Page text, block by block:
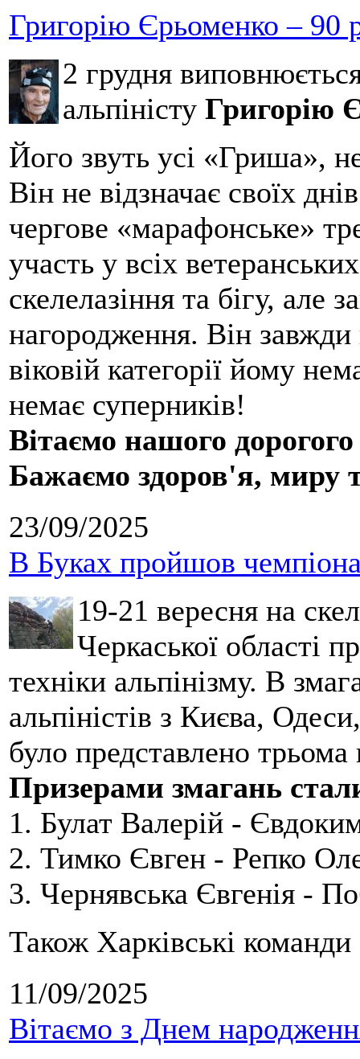
Григорію Єрьоменко – 90
2 грудня
альпіністу Григорію
Його звуть усі «Гриша»,
Він не відзначає своїх
чергове «марафонське»
участь у всіх
скелелазіння та бігу, але
нагородження. Він
віковій категорії йому
немає суперників!
Вітаємо нашого
Бажаємо здоров'я, миру
23/09/2025
В Буках пройшов
19-21 вересня на
Черкаської області
техніки альпінізму. В
альпіністів з Києва,
було представлено
Призерами змагань
1. Булат Валерій -
2. Тимко Євген - Репко
3. Чернявська Євгенія -
Також Харківські
11/09/2025
Вітаємо з Днем